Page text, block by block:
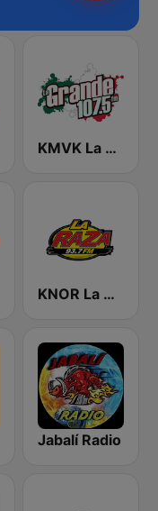
KMVK La Grande 107.5 FM
KNOR La Raza 93.7 (US Only)
Jabalí Radio